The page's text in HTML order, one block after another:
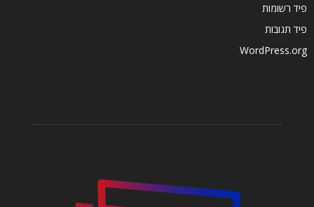
פיד רשומות
פיד תגובות
WordPress.org